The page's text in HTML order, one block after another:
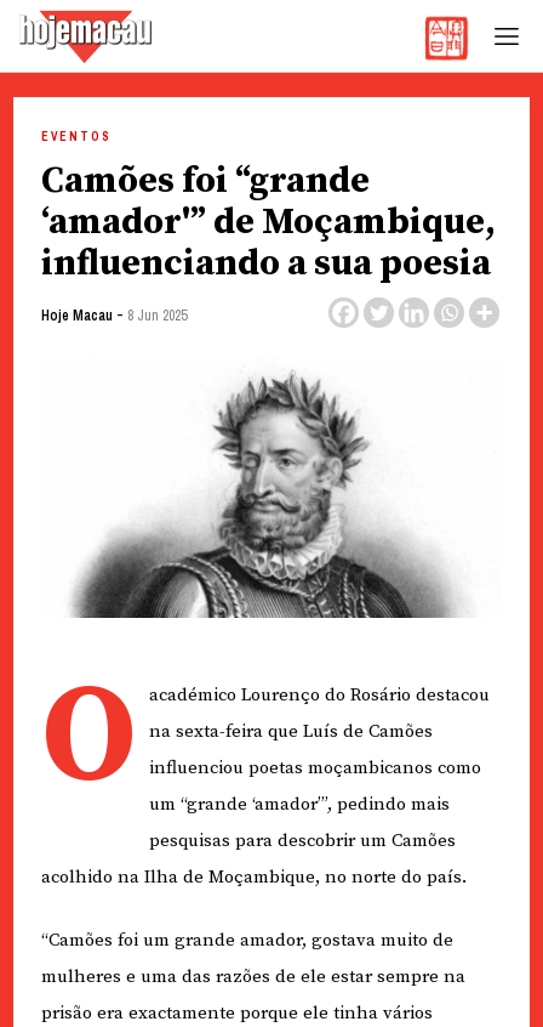
content
EVENTOS
Camões foi “grande
‘amador'” de Moçambique,
influenciando a sua poesia
Hoje Macau - 8 Jun 2025
O
académico Lourenço do Rosário destacou
na sexta-feira que Luís de Camões
influenciou poetas moçambicanos como
um “grande ‘amador’”, pedindo mais
pesquisas para descobrir um Camões
acolhido na Ilha de Moçambique, no norte do país.
“Camões foi um grande amador, gostava muito de
mulheres e uma das razões de ele estar sempre na
prisão era exactamente porque ele tinha vários